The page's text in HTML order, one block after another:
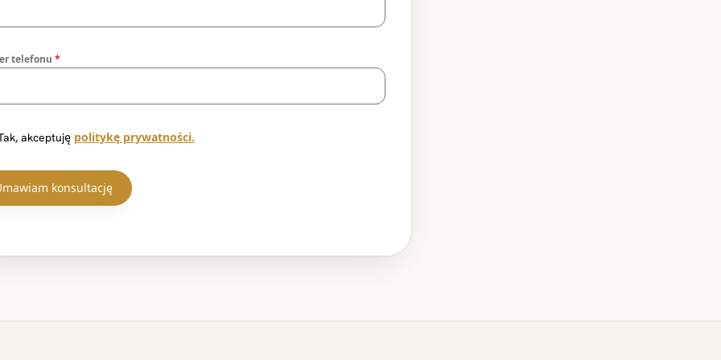
telefonu *
akceptuję politykę prywatności.
konsultację